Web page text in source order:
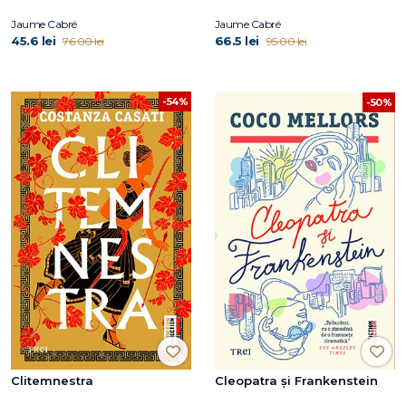
Jaume Cabré
45.6 lei 76.00 lei
Jaume Cabré
66.5 lei 95.00 lei
-54%
Clitemnestra
-50%
Cleopatra și Frankenstein